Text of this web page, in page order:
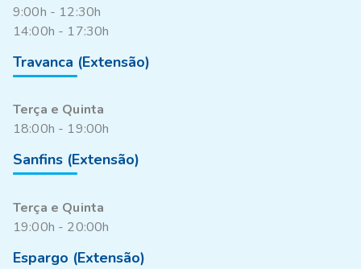
9:00h - 12:30h
14:00h - 17:30h
Travanca (Extensão)
Terça e Quinta
18:00h - 19:00h
Sanfins (Extensão)
Terça e Quinta
19:00h - 20:00h
Espargo (Extensão)